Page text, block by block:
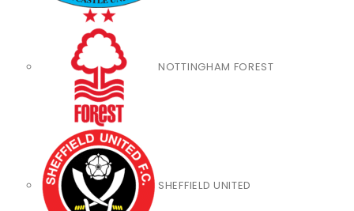
NOTTINGHAM FOREST
SHEFFIELD UNITED